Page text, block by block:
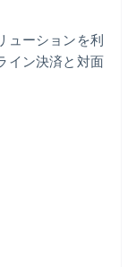
ューションを利
イン決済と対面